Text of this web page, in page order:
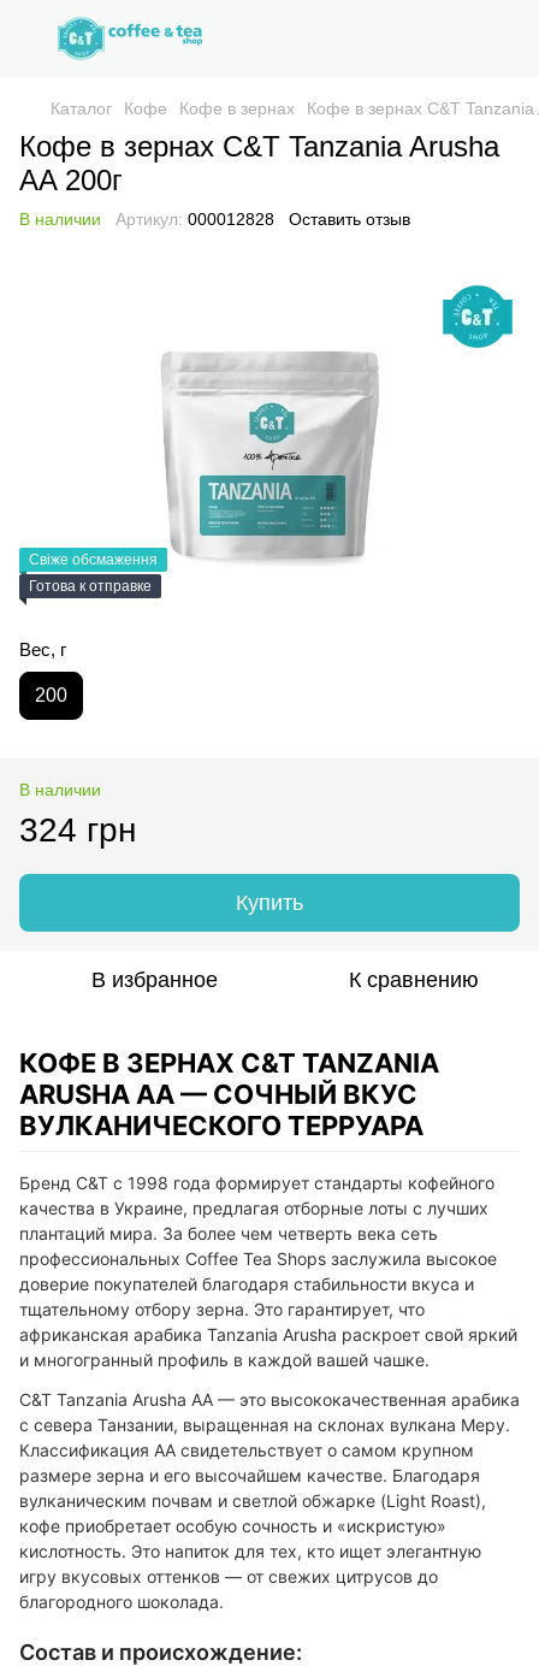
Каталог Кофе Кофе в зернах Кофе в зернах C&T Tanzania
Кофе в зернах C&T Tanzania Arusha
AA 200г
В наличии Артикул: 000012828 Оставить отзыв
Свіже обсмаження
Готова к отправке
Вес, г
200
В наличии
324 грн
Купить
В избранное К сравнению
КОФЕ В ЗЕРНАХ C&T TANZANIA
ARUSHA AA — СОЧНЫЙ ВКУС
ВУЛКАНИЧЕСКОГО ТЕРРУАРА
Бренд C&T с 1998 года формирует стандарты кофейного
качества в Украине, предлагая отборные лоты с лучших
плантаций мира. За более чем четверть века сеть
профессиональных Coffee Tea Shops заслужила высокое
доверие покупателей благодаря стабильности вкуса и
тщательному отбору зерна. Это гарантирует, что
африканская арабика Tanzania Arusha раскроет свой яркий
и многогранный профиль в каждой вашей чашке.
C&T Tanzania Arusha AA — это высококачественная арабика
с севера Танзании, выращенная на склонах вулкана Меру.
Классификация AA свидетельствует о самом крупном
размере зерна и его высочайшем качестве. Благодаря
вулканическим почвам и светлой обжарке (Light Roast),
кофе приобретает особую сочность и «искристую»
кислотность. Это напиток для тех, кто ищет элегантную
игру вкусовых оттенков — от свежих цитрусов до
благородного шоколада.
Состав и происхождение: